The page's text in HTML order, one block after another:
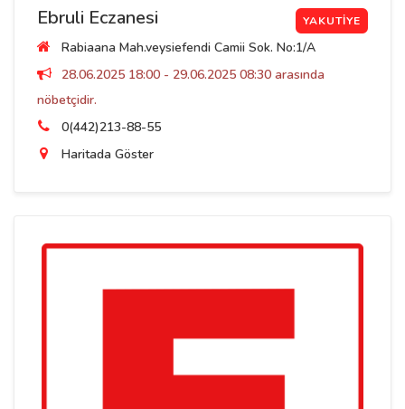
Ebruli Eczanesi YAKUTIYE
Rabiaana Mah.veysiefendi Camii Sok. No:1/A
28.06.2025 18:00 - 29.06.2025 08:30 arasında
nöbetçidir.
0(442)213-88-55
Haritada Göster